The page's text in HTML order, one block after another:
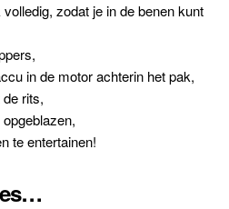
zodat je in de benen kunt
in de motor achterin het pak,
rits,
te entertainen!